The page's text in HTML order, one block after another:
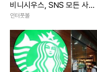
비니시우스, SNS 모든 사진
삭제! "베르나베우에서 야유
어"
인터풋볼